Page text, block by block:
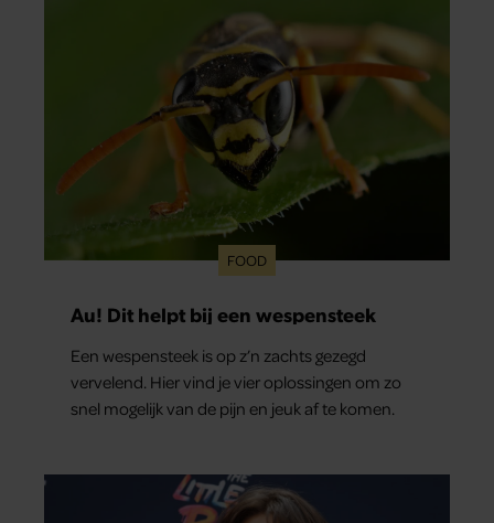
FOOD
Au! Dit helpt bij een wespensteek
Een wespensteek is op z’n zachts gezegd
vervelend. Hier vind je vier oplossingen om zo
snel mogelijk van de pijn en jeuk af te komen.